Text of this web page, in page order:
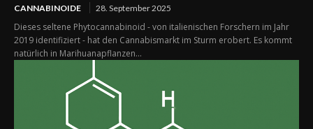
CANNABINOIDE 28. September 2025
Dieses seltene Phytocannabinoid - von italienischen Forschern im Jahr
2019 identifiziert - hat den Cannabismarkt im Sturm erobert. Es kommt
natürlich in Marihuanapflanzen...